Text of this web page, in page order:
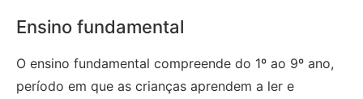
Ensino fundamental
O ensino fundamental compreende do 1º ao 9º ano,
período em que as crianças aprendem a ler e